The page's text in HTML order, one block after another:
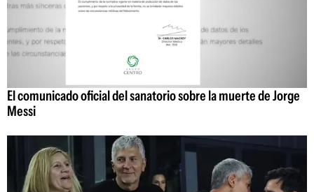
El comunicado oficial del sanatorio sobre la muerte de Jorge
Messi